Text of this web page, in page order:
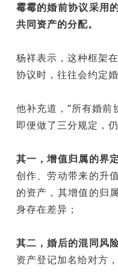
霉霉的婚前协议采用
共同资产的分配。
杨祥表示，这种框架
协议时，往往会约定
他补充道，“所有婚
即便做了三分规定，
其一，增值归属的界定
创作、劳动带来的升
的资产，其增值的归
身存在差异；
其二，婚后的混同风
资产登记加名给对方